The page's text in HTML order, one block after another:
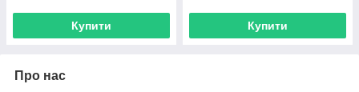
Купити Купити
Про нас